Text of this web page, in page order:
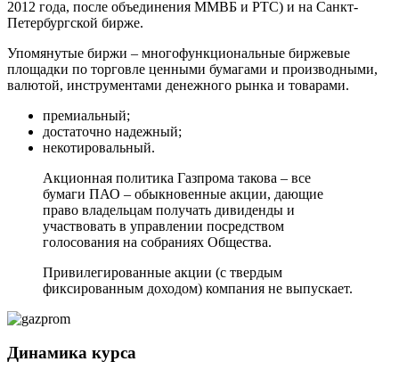
2012 года, после объединения ММВБ и РТС) и на Санкт-
Петербургской бирже.
Упомянутые биржи – многофункциональные биржевые
площадки по торговле ценными бумагами и производными,
валютой, инструментами денежного рынка и товарами.
премиальный;
достаточно надежный;
некотировальный.
Акционная политика Газпрома такова – все
бумаги ПАО – обыкновенные акции, дающие
право владельцам получать дивиденды и
участвовать в управлении посредством
голосования на собраниях Общества.
Привилегированные акции (с твердым
фиксированным доходом) компания не выпускает.
Динамика курса